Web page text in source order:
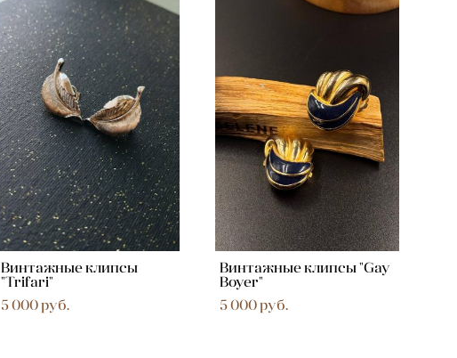
Винтажные клипсы
"Trifari"
5 000 pуб.
Винтажные клипсы "Gay
Boyer"
5 000 pуб.